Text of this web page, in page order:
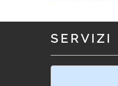
SERVIZI